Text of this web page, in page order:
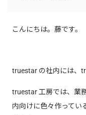
こんにちは。藤です。
truestar の社内には、
truestar 工房では、業
内向けに色々作ってい